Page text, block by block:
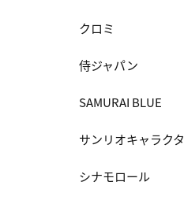
クロミ
侍ジャパン
SAMURAI BLUE
サンリオキャラク
シナモロール